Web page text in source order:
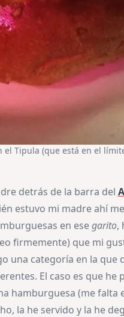
Tipula (que está en el
detrás de la barra del
estuvo mi madre ahí
en esegarito,
firmemente) que mi
una categoría en la
El caso es que he
hamburguesa (me falta
la he servido y la he